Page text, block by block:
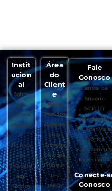
Instit
ucion
al
Sobre
Nós
Sustent
abilidad
e
Política
de
Privacid
ade
Termos
Área
do
Client
e
Meus
Pedidos
Acompa
nhar
Entrega
Dúvidas
Frequen
tes
(FAQ)
Fale
Conosco
Central de
Suporte
Solicitar
Orçamento
Solicitar
Técnica
Falar com
Especialista
Conecte-
Conosco